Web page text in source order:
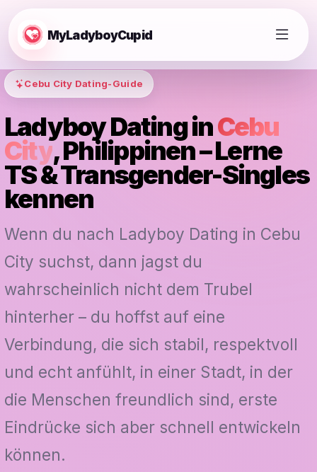
MyLadyboyCupid
Cebu City Dating-Guide
Ladyboy Dating inCebu
City, Philippinen – Lerne
TS & Transgender-Singles
kennen
Wenn du nach Ladyboy Dating in Cebu
City suchst, dann jagst du
wahrscheinlich nicht dem Trubel
hinterher – du hoffst auf eine
Verbindung, die sich stabil, respektvoll
und echt anfühlt, in einer Stadt, in der
die Menschen freundlich sind, erste
Eindrücke sich aber schnell entwickeln
können.